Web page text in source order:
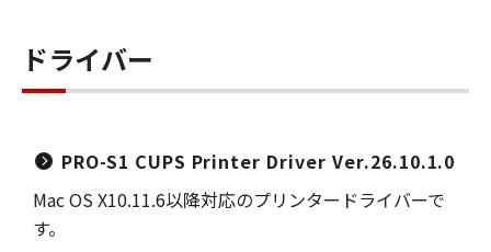
ドライバー
PRO-S1 CUPS Printer Driver Ver.26.10.1.0
Mac OS X10.11.6以降対応のプリンタードライバーで
す。